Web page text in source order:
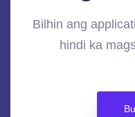
Bilhin ang
hindi ka